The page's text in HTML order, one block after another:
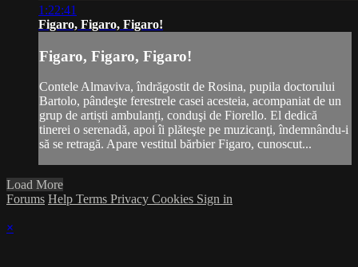
1:22:41
Figaro, Figaro, Figaro!
Figaro, Figaro, Figaro!
Contele Almaviva, îndrăgostit de Rosina, pupila doctorului
Bartolo, pândeşte ferestrele casei acesteia, acompaniat de un
grup de artiști ambulanți, conduşi de Fiorello. El dedică
tinerei o serenadă, apoi îi plăteşte pe muzicanţi, îndemnându-i
să se retragă. Apare vestitul bărbier Figaro, cunoscut...
Load More
Forums Help Terms Privacy Cookies Sign in
×